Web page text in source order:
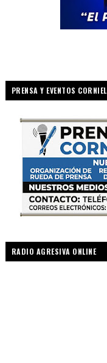
PRENSA Y EVENTOS CORNIEL
RADIO AGRESIVA ONLINE